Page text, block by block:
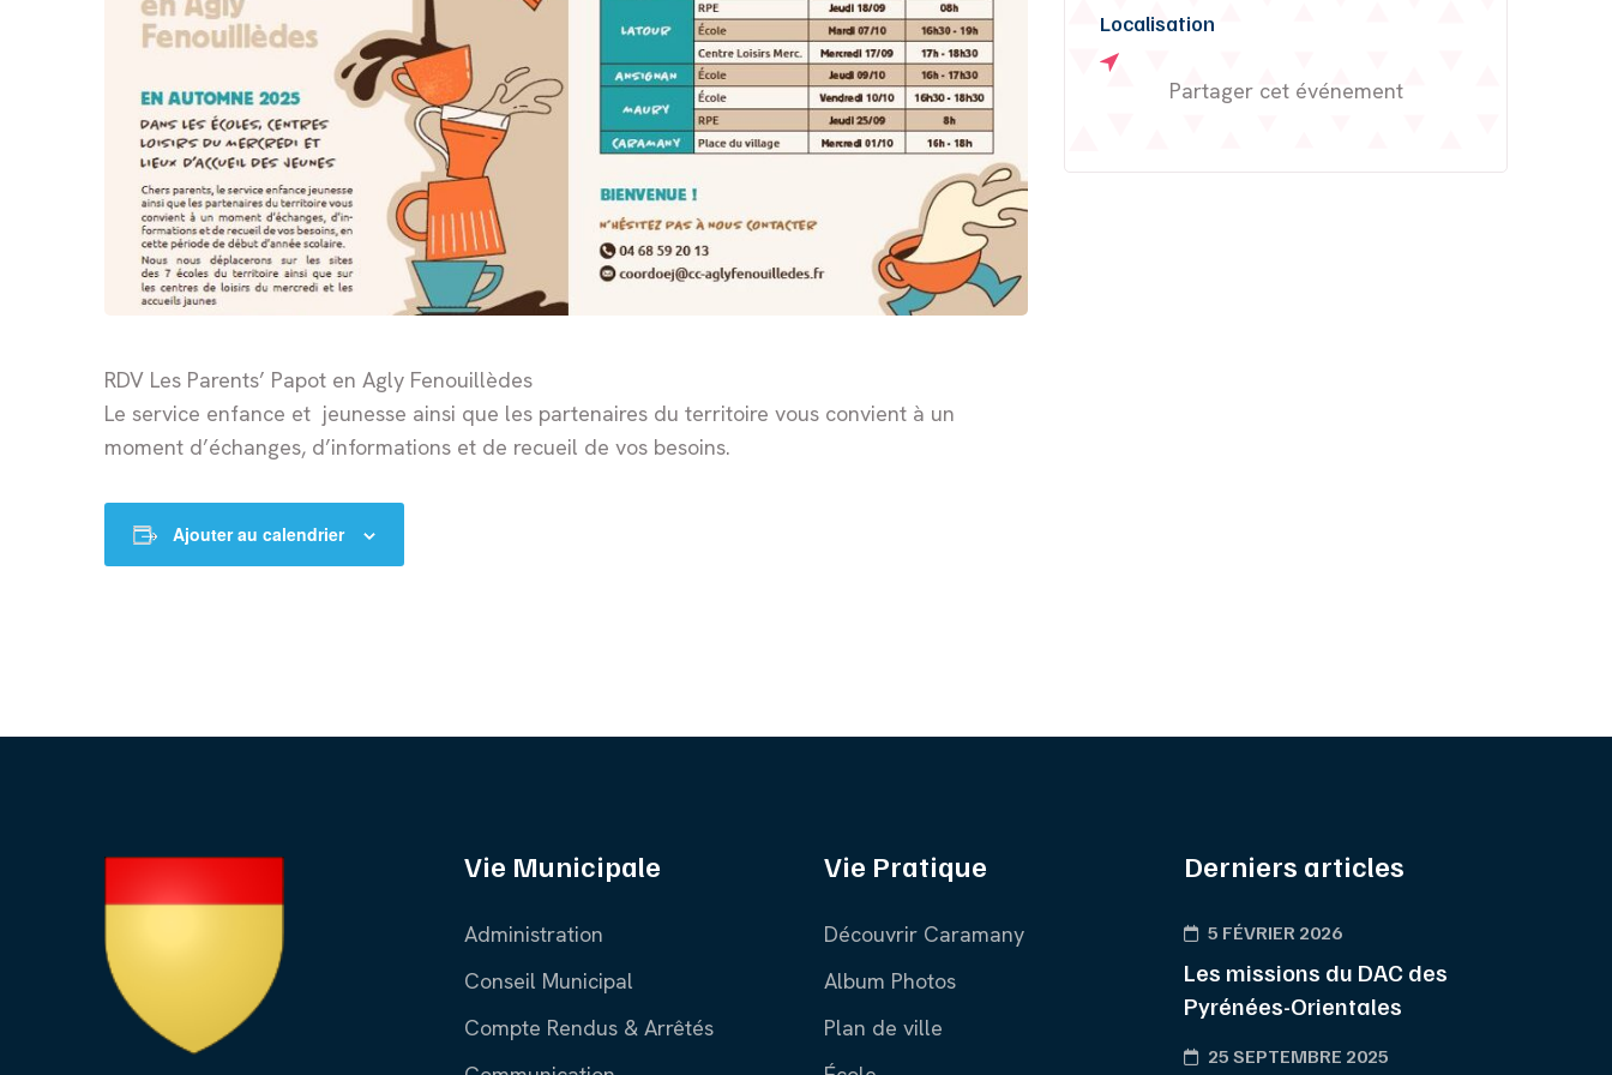
RDV Les Parents’ Papot en Agly Fenouillèdes
Le service enfance et jeunesse ainsi que les partenaires du territoire vous convient à un
moment d’échanges, d’informations et de recueil de vos besoins.
Ajouter au calendrier
Localisation
Partager cet événement
Vie Municipale
Administration
Conseil Municipal
Compte Rendus & Arrêtés
Vie Pratique
Découvrir Caramany
Album Photos
Plan de ville
Derniers articles
5 FÉVRIER 2026
Les missions du DAC des
Pyrénées-Orientales
25 SEPTEMBRE 2025